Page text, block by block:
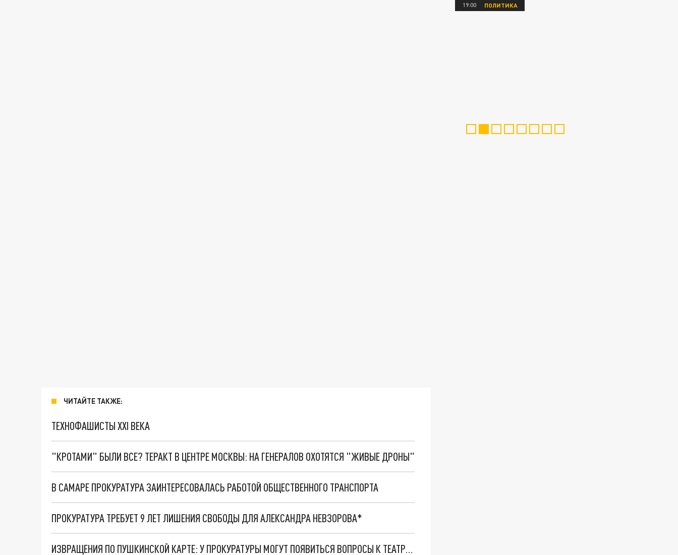
ЧИТАЙТЕ ТАКЖЕ:
ТЕХНОФАШИСТЫ XXI ВЕКА
"КРОТАМИ" БЫЛИ ВСЕ? ТЕРАКТ В ЦЕНТРЕ МОСКВЫ: НА ГЕНЕРАЛОВ ОХОТЯТСЯ "ЖИВЫЕ ДРОНЫ"
В САМАРЕ ПРОКУРАТУРА ЗАИНТЕРЕСОВАЛАСЬ РАБОТОЙ ОБЩЕСТВЕННОГО ТРАНСПОРТА
ПРОКУРАТУРА ТРЕБУЕТ 9 ЛЕТ ЛИШЕНИЯ СВОБОДЫ ДЛЯ АЛЕКСАНДРА НЕВЗОРОВА*
ИЗВРАЩЕНИЯ ПО ПУШКИНСКОЙ КАРТЕ: У ПРОКУРАТУРЫ МОГУТ ПОЯВИТЬСЯ ВОПРОСЫ К ТЕАТРУ В СЕВАСТОПОЛЕ
19:00 ПОЛИТИКА